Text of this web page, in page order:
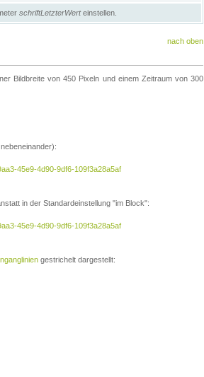
schriftLetzterWerteinstellen.
nach oben
Bildbreite von 450 Pixeln und einem Zeitraum von 300
45e9-4d90-9df6-109f3a28a5af
in der Standardeinstellung "im Block":
45e9-4d90-9df6-109f3a28a5af
gestrichelt dargestellt: